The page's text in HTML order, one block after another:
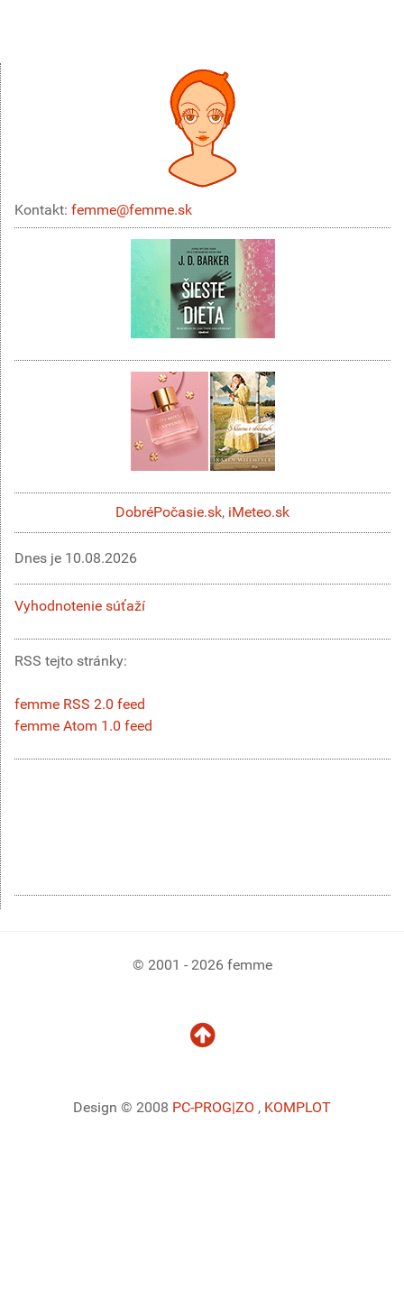
Kontakt: femme@femme.sk
DobréPočasie.sk, iMeteo.sk
Dnes je 10.08.2026
Vyhodnotenie súťaží
RSS tejto stránky:
femme RSS 2.0 feed
femme Atom 1.0 feed
© 2001 - 2026 femme
Design © 2008 PC-PROG|ZO , KOMPLOT